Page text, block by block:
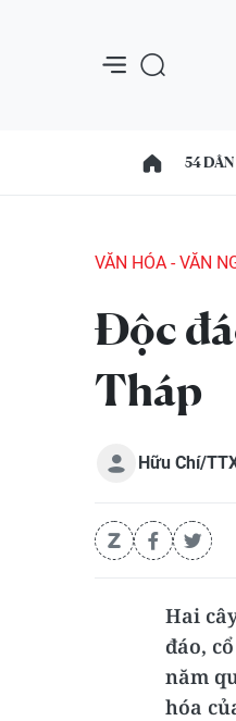
54
VĂN HÓA - VĂN
Độc
Tháp
Hữu Chí/
Hai
đáo,
năm
hóa